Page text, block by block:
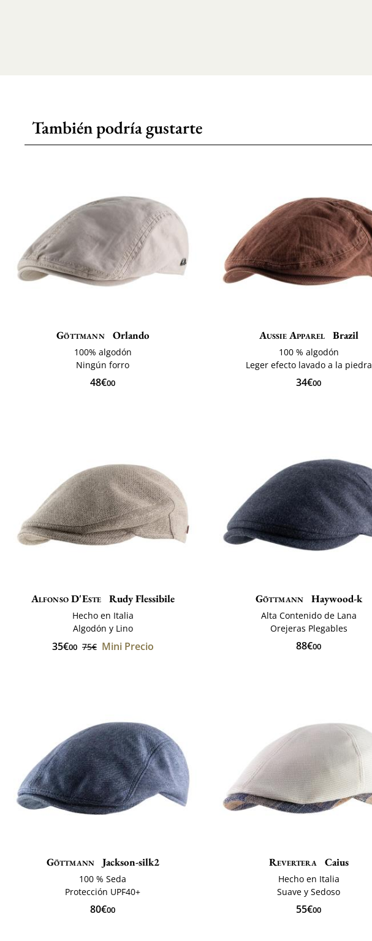
También podría gustarte
Göttmann Orlando
100% algodón
Ningún forro
48€00
Aussie Apparel Brazil
100 % algodón
Leger efecto lavado a la piedra
34€00
Alfonso D'Este Rudy Flessibile
Hecho en Italia
Algodón y Lino
35€00 75€ Mini Precio
Göttmann Haywood-k
Alta Contenido de Lana
Orejeras Plegables
88€00
Göttmann Jackson-silk2
100 % Seda
Protección UPF40+
80€00
Revertera Caius
Hecho en Italia
Suave y Sedoso
55€00